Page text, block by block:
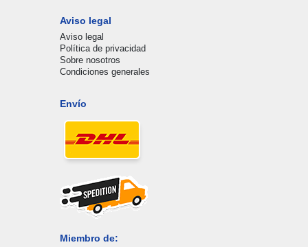
Aviso legal
Aviso legal
Política de privacidad
Sobre nosotros
Condiciones generales
Envío
Miembro de: